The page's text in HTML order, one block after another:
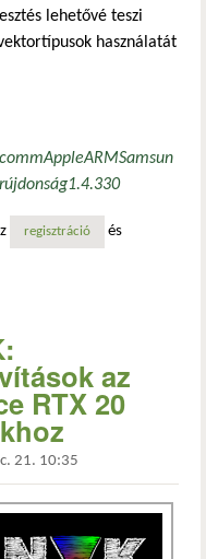
lehetővé teszi
használatát
AppleARMSamsun
újdonság1.4.330
vektor és 3d astc tömörítési
regisztráció és
az
RTX 20
21. 10:35